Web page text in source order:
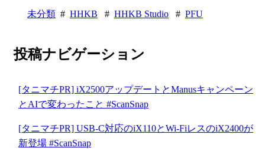
未分類 # HHKB # HHKB Studio # PFU
投稿ナビゲーション
[タニマチPR] iX2500アップデートとManusキャンペーン
とAIで変わったこと #ScanSnap
[タニマチPR] USB-C対応のiX110とWi-FiレスのiX2400が
新登場 #ScanSnap